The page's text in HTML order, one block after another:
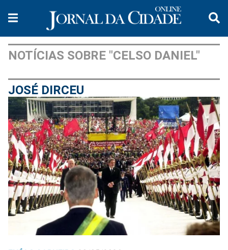
NOTÍCIAS SOBRE "CELSO DANIEL"
JOSÉ DIRCEU